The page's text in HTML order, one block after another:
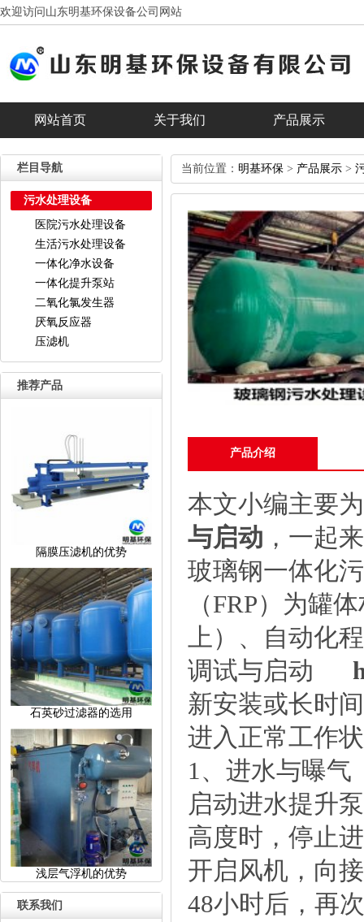
欢迎访问山东明基环保设备公司网站
网站首页 关于我们 产品展示
客户见证 合作客户 banner
栏目导航
污水处理设备
医院污水处理设备
生活污水处理设备
一体化净水设备
一体化提升泵站
二氧化氯发生器
厌氧反应器
压滤机
推荐产品
隔膜压滤机的优势
石英砂过滤器的选用
浅层气浮机的优势
联系我们
当前位置： 明基环保 > 产品展示 >
产品介绍
本文小编主要
与启动 ，一起
玻璃钢一体化
（FRP）为罐
上）、自动化
调试与启动
新安装或长时
进入正常工作
1、进水与曝气
启动进水提升
高度时，停止
开启风机，向
48小时后，再